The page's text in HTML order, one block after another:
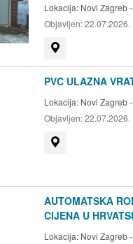
Lokacija: Novi Zagreb
Objavljen:22.07.2026.
PVC ULAZNA
Lokacija: Novi Zagreb
Objavljen:22.07.2026.
AUTOMATSKA
CIJENA U
Lokacija: Novi Zagreb